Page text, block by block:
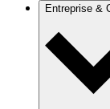
Entreprise &